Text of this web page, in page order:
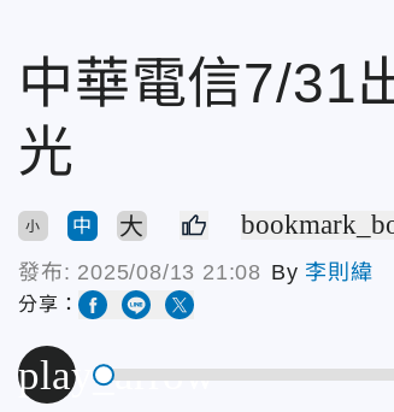
中華電信7/31
光
小 中 大
發布: 2025/08/13 21:08 By 李則緯
分享：
play_arrow